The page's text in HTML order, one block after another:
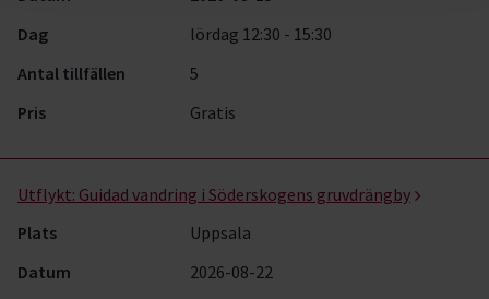
Dag
lördag 12:30 - 15:30
Antal tillfällen
5
Pris
Gratis
Utflykt: Guidad vandring i Söderskogens gruvdrängby
Plats
Uppsala
Datum
2026-08-22